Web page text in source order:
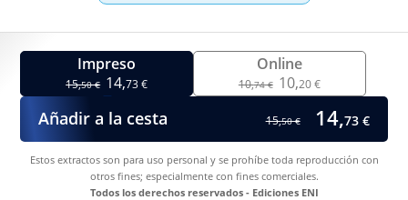
Impreso
15,50 € 14,73 €
Online
10,74 € 10,20 €
Añadir a la cesta 15,50 € 14,73 €
Estos extractos son para uso personal y se prohíbe toda reproducción con
otros fines; especialmente con fines comerciales.
Todos los derechos reservados - Ediciones ENI